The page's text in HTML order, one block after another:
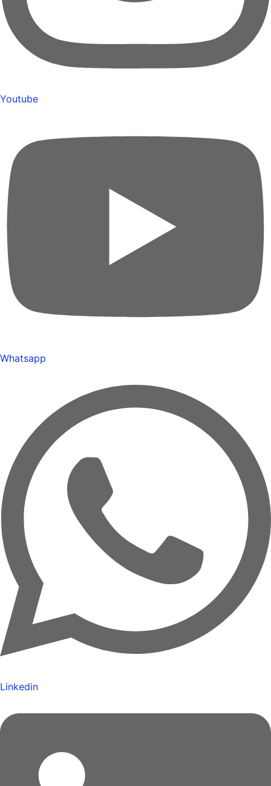
Youtube
Whatsapp
Linkedin